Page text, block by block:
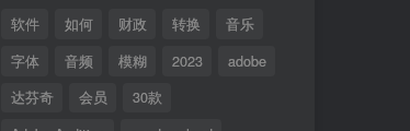
软件 如何 财政 转换
音乐
字体
音频 模糊 2023
adobe
达芬奇
会员
30款